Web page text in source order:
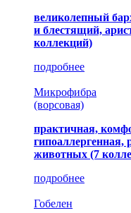
великолепный
и блестящий,
коллекций)
подробнее
Микрофибра
(ворсовая)
практичная,
гипоаллергенная,
животных (7
подробнее
Гобелен